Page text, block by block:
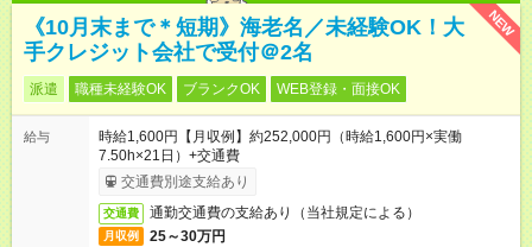
NEW
《10月末まで＊短期》海老名／未経験OK！大
手クレジット会社で受付＠2名
派遣 職種未経験OK ブランクOK WEB登録・面接OK
給与
時給1,600円【月収例】約252,000円（時給1,600円×実働
7.50h×21日）+交通費
交通費別途支給あり
交通費 通勤交通費の支給あり（当社規定による）
月収例 25～30万円